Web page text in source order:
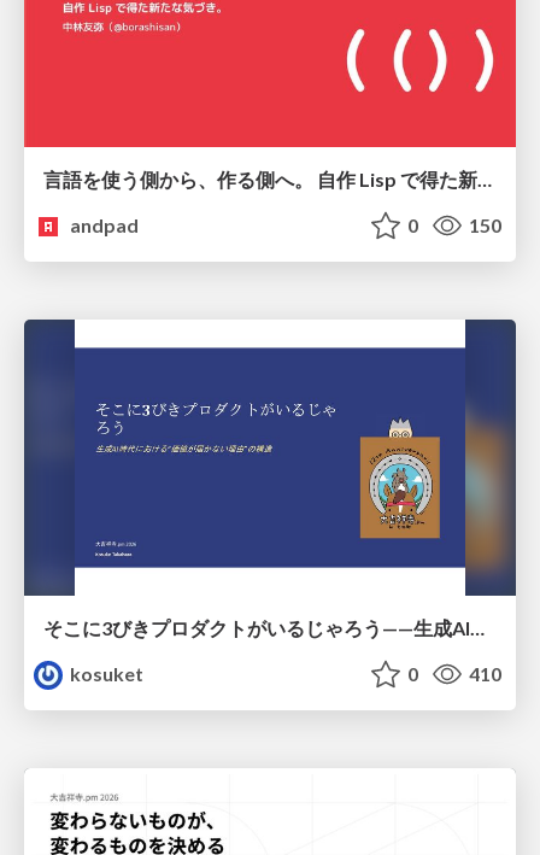
andpad
0 150
そこに3びきプロダクトがいるじゃろう——生成AI時代における“価値が届かない理由”の構造
kosuket
0 410